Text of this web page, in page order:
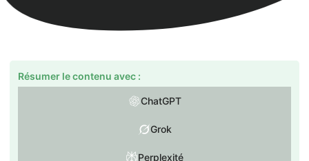
Résumer le contenu avec :
ChatGPT
Grok
Perplexité